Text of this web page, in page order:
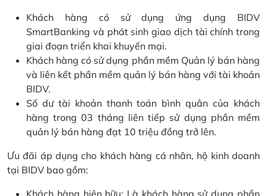
Khách hàng có sử dụng ứng dụng BIDV
SmartBanking và phát sinh giao dịch tài chính trong
giai đoạn triển khai khuyến mại.
Khách hàng có sử dụng phần mềm Quản lý bán hàng
và liên kết phần mềm quản lý bán hàng với tài khoản
BIDV.
Số dư tài khoản thanh toán bình quân của khách
hàng trong 03 tháng liên tiếp sử dụng phần mềm
quản lý bán hàng đạt 10 triệu đồng trở lên.
Ưu đãi áp dụng cho khách hàng cá nhân, hộ kinh doanh
tại BIDV bao gồm:
Khách hàng hiện hữu: Là khách hàng sử dụng phần